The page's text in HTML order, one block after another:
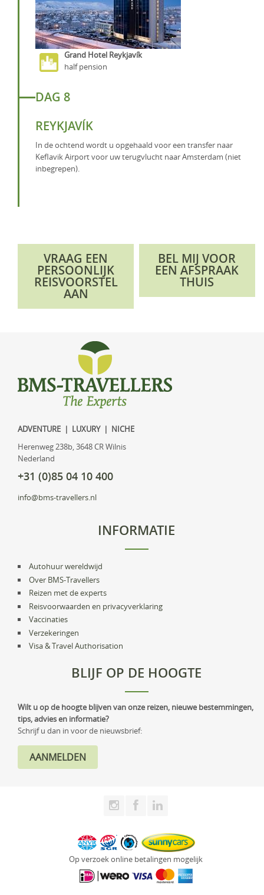
Grand Hotel Reykjavík
half pension
DAG 8
REYKJAVÍK
In de ochtend wordt u opgehaald voor een transfer naar
Keflavik Airport voor uw terugvlucht naar Amsterdam (niet
inbegrepen).
VRAAG EEN
PERSOONLIJK
REISVOORSTEL
AAN
BEL MIJ VOOR
EEN AFSPRAAK
THUIS
ADVENTURE | LUXURY | NICHE
Herenweg 238b, 3648 CR Wilnis
Nederland
+31 (0)85 04 10 400
info@bms-travellers.nl
INFORMATIE
Autohuur wereldwijd
Over BMS-Travellers
Reizen met de experts
Reisvoorwaarden en privacyverklaring
Vaccinaties
Verzekeringen
Visa & Travel Authorisation
BLIJF OP DE HOOGTE
Wilt u op de hoogte blijven van onze reizen, nieuwe bestemmingen,
tips, advies en informatie?
Schrijf u dan in voor de nieuwsbrief:
Op verzoek online betalingen mogelijk